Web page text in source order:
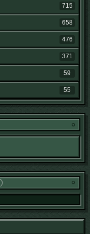
715
658
476
371
59
55